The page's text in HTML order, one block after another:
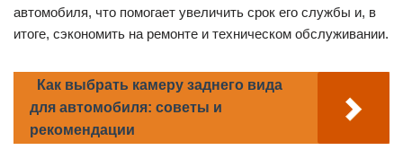
автомобиля, что помогает увеличить срок его службы и, в
итоге, сэкономить на ремонте и техническом обслуживании.
Как выбрать камеру заднего вида
для автомобиля: советы и
рекомендации